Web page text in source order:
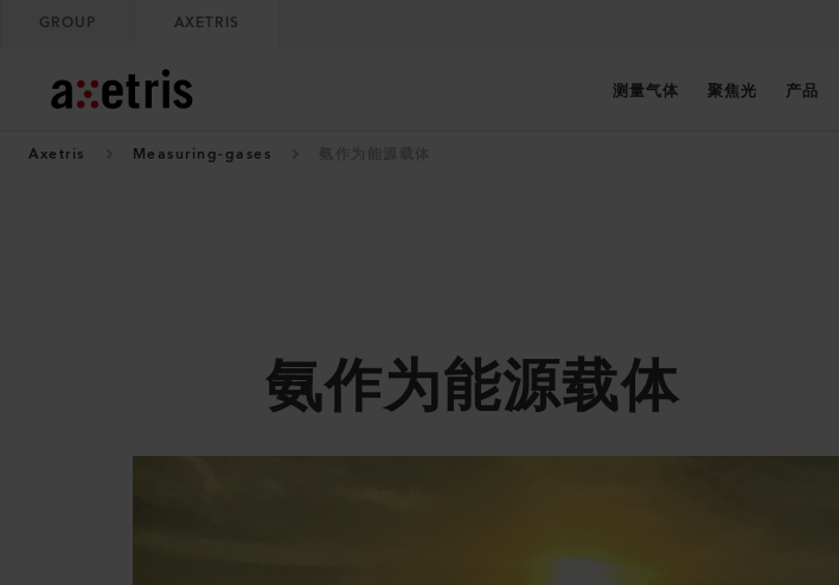
GROUP AXETRIS
测量气体 聚焦光 产品
Axetris Measuring-gases
氨作为能源载体